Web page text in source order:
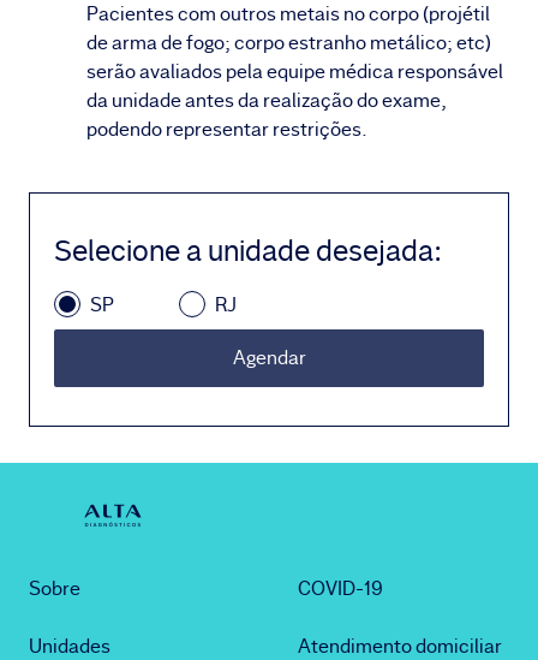
Pacientes com outros metais no corpo (projétil
de arma de fogo; corpo estranho metálico; etc)
serão avaliados pela equipe médica responsável
da unidade antes da realização do exame,
podendo representar restrições.
Selecione a unidade desejada:
SP RJ
Agendar
Sobre
Unidades
COVID-19
Atendimento domiciliar